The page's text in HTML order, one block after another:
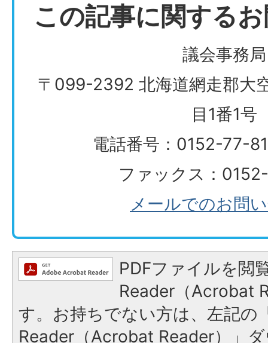
この記事に関する
議会事務局
〒099-2392 北海道網走郡大
目1番1号
電話番号：0152-77-
ファックス：
メールでのお問
PDFファイルを閲
Reader（Acrobat
す。お持ちでない方は、左記の
Reader（Acrobat Reader）」